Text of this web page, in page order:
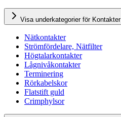
Visa underkategorier för Kontakter
Nätkontakter
Strömfördelare, Nätfilter
Högtalarkontakter
Lågnivåkontakter
Terminering
Rörkabelskor
Flatstift guld
Crimphylsor